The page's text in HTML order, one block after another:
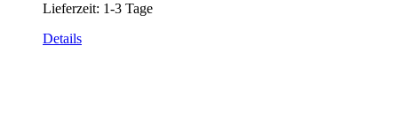
Lieferzeit: 1-3 Tage
Details